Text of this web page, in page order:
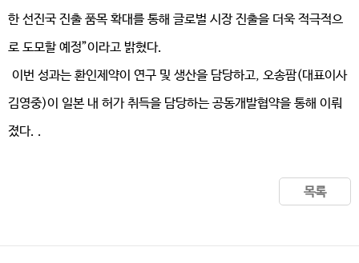
한 선진국 진출 품목 확대를 통해 글로벌 시장 진출을 더욱 적극적으
로 도모할 예정”이라고 밝혔다.
이번 성과는 환인제약이 연구 및 생산을 담당하고, 오송팜(대표이사
김영중)이 일본 내 허가 취득을 담당하는 공동개발협약을 통해 이뤄
졌다. .
목록